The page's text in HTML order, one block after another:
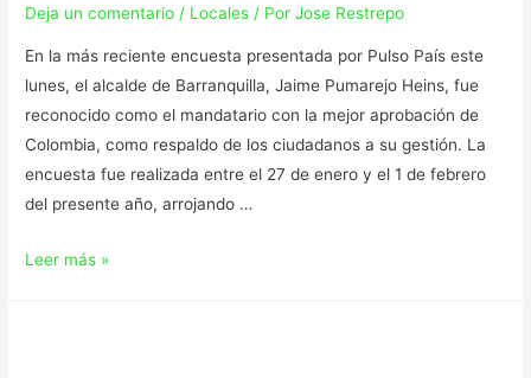
Deja un comentario / Locales / PorJose Restrepo
En la más reciente encuesta presentada por Pulso País este
lunes, el alcalde de Barranquilla, Jaime Pumarejo Heins, fue
reconocido como el mandatario con la mejor aprobación de
Colombia, como respaldo de los ciudadanos a su gestión. La
encuesta fue realizada entre el 27 de enero y el 1 de febrero
del presente año, arrojando …
Leer más »